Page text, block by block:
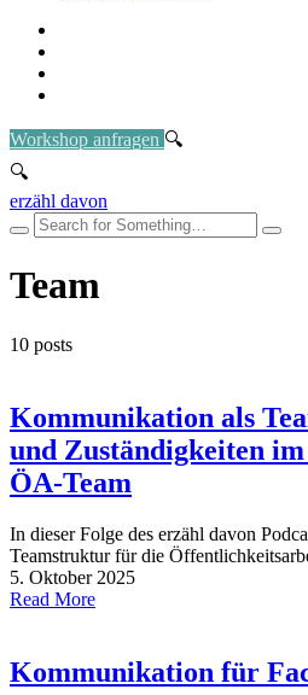
Workshop anfragen
erzähl davon
Team
10 posts
Kommunikation als
und Zuständigkeiten
ÖA-Team
In dieser Folge des erzähl davon
Teamstruktur für die
5. Oktober 2025
Read More
Kommunikation für